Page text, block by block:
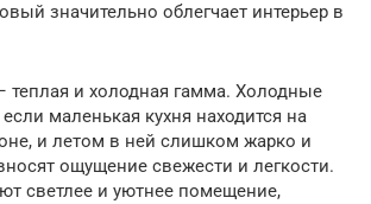
значительно облегчает интерьер в
и холодная гамма. Холодные
маленькая кухня находится на
и летом в ней слишком жарко и
ощущение свежести и легкости.
светлее и уютнее помещение,